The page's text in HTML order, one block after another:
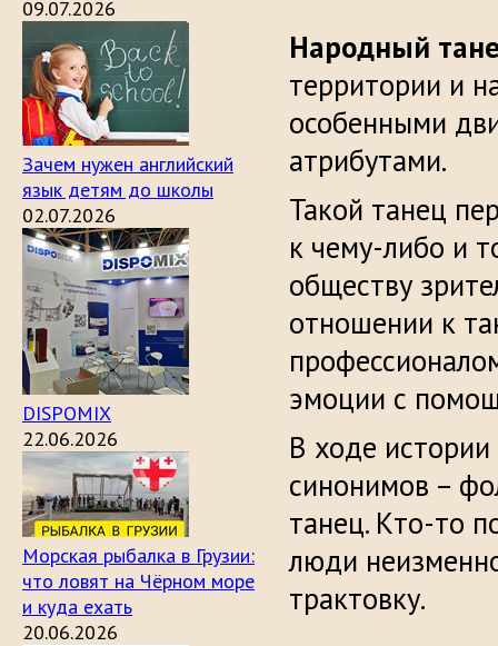
09.07.2026
Зачем нужен английский
язык детям до школы
02.07.2026
DISPOMIX
22.06.2026
Морская рыбалка в Грузии:
что ловят на Чёрном море
и куда ехать
20.06.2026
Народный
территории и
особенными
атрибутами.
Такой танец
к чему-либо и
обществу
отношении к
эмоции с
В ходе истории
синонимов –
танец. Кто-то
люди
трактовку.